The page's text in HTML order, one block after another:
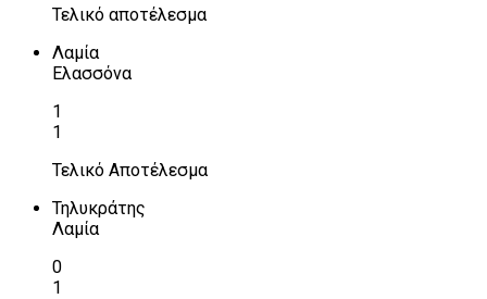
Τελικό αποτέλεσμα
Λαμία
Ελασσόνα
1
1
Τελικό Αποτέλεσμα
Τηλυκράτης
Λαμία
0
1